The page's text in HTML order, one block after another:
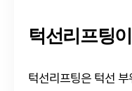
턱선리프팅
턱선리프팅은 턱선